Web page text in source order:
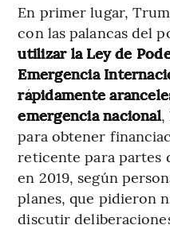
En primer lugar,
con las palancas del
utilizar la Ley de
Emergencia
rápidamente
emergencia nacional,
para obtener
reticente para partes
en 2019, según
planes, que pidieron
discutir